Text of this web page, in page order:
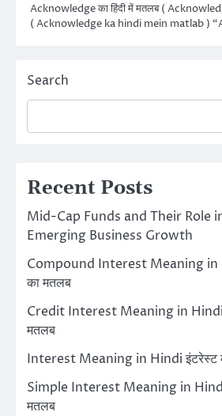
Acknowledge का हिंदी में मतलब (
( Acknowledge ka hindi mein matlab )
Search
Recent Posts
Mid-Cap Funds and Their Role
Emerging Business Growth
Compound Interest Meaning in
का मतलब
Credit Interest Meaning in Hindi
मतलब
Interest Meaning in Hindi इंटरेस्ट
Simple Interest Meaning in Hindi
मतलब